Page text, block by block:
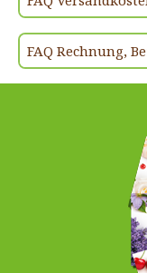
FAQ Rechnung,